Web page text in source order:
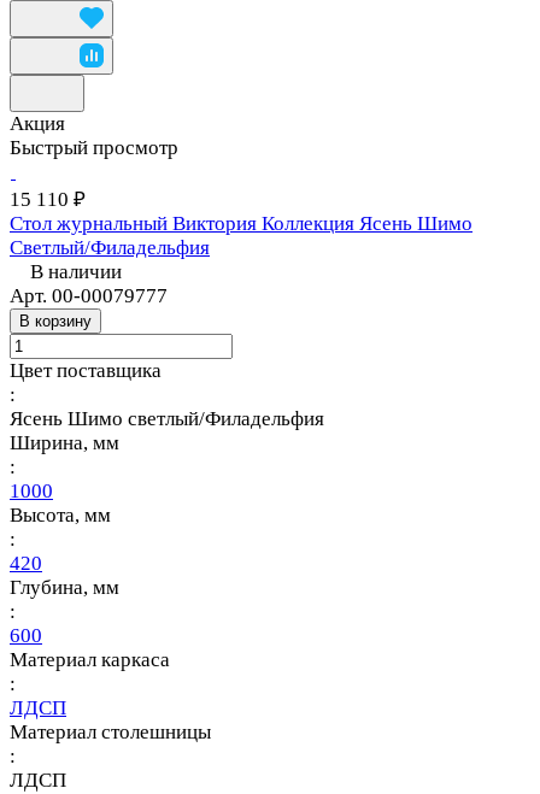
Акция
Быстрый просмотр
15 110 ₽
Стол журнальный Виктория Коллекция Ясень Шимо
Светлый/Филадельфия
В наличии
Арт. 00-00079777
В корзину
Цвет поставщика
:
Ясень Шимо светлый/Филадельфия
Ширина, мм
:
1000
Высота, мм
:
420
Глубина, мм
:
600
Материал каркаса
:
ЛДСП
Материал столешницы
:
ЛДСП